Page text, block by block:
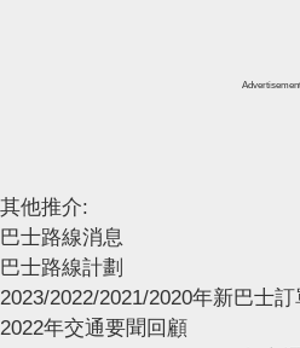
Advertisement
其他推介:
巴士路線消息
巴士路線計劃
2023/2022/2021/2020年新巴士訂
2022年交通要聞回顧